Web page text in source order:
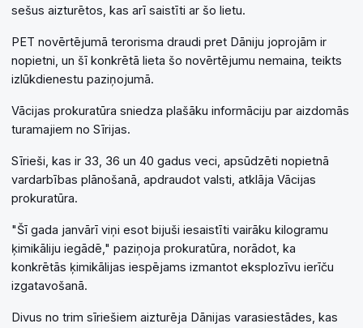
sešus aizturētos, kas arī saistīti ar šo lietu.
PET novērtējumā terorisma draudi pret Dāniju joprojām ir
nopietni, un šī konkrētā lieta šo novērtējumu nemaina, teikts
izlūkdienestu paziņojumā.
Vācijas prokuratūra sniedza plašāku informāciju par aizdomās
turamajiem no Sīrijas.
Sīrieši, kas ir 33, 36 un 40 gadus veci, apsūdzēti nopietnā
vardarbības plānošanā, apdraudot valsti, atklāja Vācijas
prokuratūra.
"Šī gada janvārī viņi esot bijuši iesaistīti vairāku kilogramu
ķimikāliju iegādē," paziņoja prokuratūra, norādot, ka
konkrētās ķimikālijas iespējams izmantot eksplozīvu ierīču
izgatavošanā.
Divus no trim sīriešiem aizturēja Dānijas varasiestādes, kas